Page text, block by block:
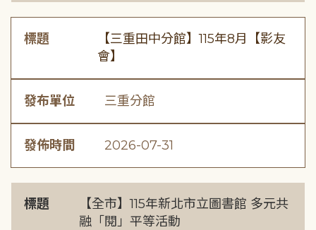
標題
【三重田中分館】115年8月【影友
會】
發布單位 三重分館
發佈時間 2026-07-31
標題
【全市】115年新北市立圖書館 多元共
融「閱」平等活動